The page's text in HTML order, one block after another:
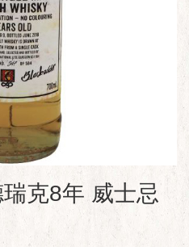
克8年 威士忌